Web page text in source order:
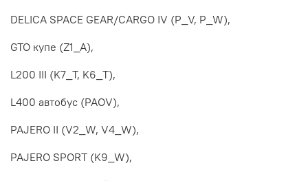
DELICA SPACE GEAR/CARGO IV (P_V, P_W),
GTO купе (Z1_A),
L200 III (K7_T, K6_T),
L400 автобус (PAOV),
PAJERO II (V2_W, V4_W),
PAJERO SPORT (K9_W),